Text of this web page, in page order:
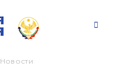
Новости